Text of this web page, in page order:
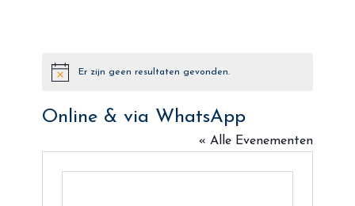
Bericht
Er zijn geen resultaten gevonden.
Online & via WhatsApp
« Alle Evenementen